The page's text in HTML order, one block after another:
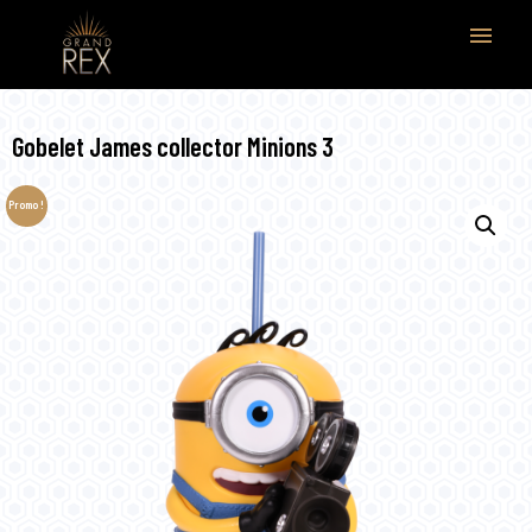
menu
Gobelet James collector Minions 3
Promo !